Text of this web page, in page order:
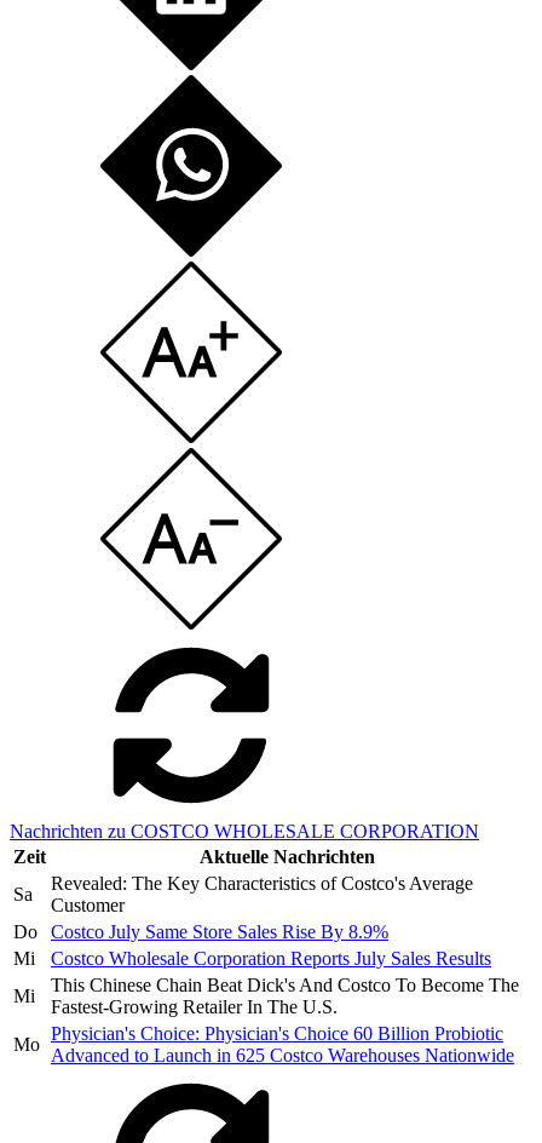
Nachrichten zu COSTCO WHOLESALE CORPORATION
Zeit
Aktuelle Nachrichten
Sa
Revealed: The Key Characteristics of Costco's Average
Customer
Do
Costco July Same Store Sales Rise By 8.9%
Mi
Costco Wholesale Corporation Reports July Sales Results
Mi
This Chinese Chain Beat Dick's And Costco To Become The
Fastest-Growing Retailer In The U.S.
Mo
Physician's Choice: Physician's Choice 60 Billion Probiotic
Advanced to Launch in 625 Costco Warehouses Nationwide